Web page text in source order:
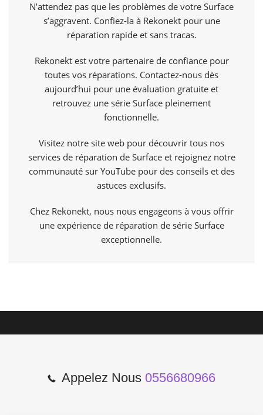
N’attendez pas que les problèmes de votre Surface
s’aggravent. Confiez-la à Rekonekt pour une
réparation rapide et sans tracas.
Rekonekt est votre partenaire de confiance pour
toutes vos réparations. Contactez-nous dès
aujourd’hui pour une évaluation gratuite et
retrouvez une série Surface pleinement
fonctionnelle.
Visitez notre site web pour découvrir tous nos
services de réparation de Surface et rejoignez notre
communauté sur YouTube pour des conseils et des
astuces exclusifs.
Chez Rekonekt, nous nous engageons à vous offrir
une expérience de réparation de série Surface
exceptionnelle.
Appelez Nous 0556680966